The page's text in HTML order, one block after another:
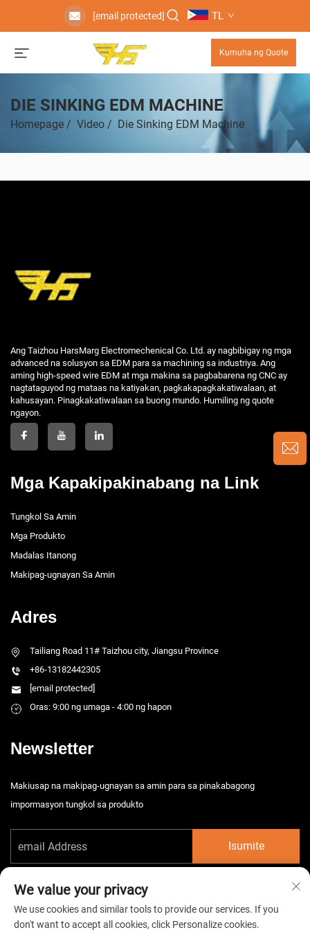
[email protected] TL
Kumuha ng Quote
DIE SINKING EDM MACHINE
Homepage / Video / Die Sinking EDM Machine
Ang Taizhou HarsMarg Electromechenical Co. Ltd. ay nagbibigay ng mga
advanced na solusyon sa EDM para sa machining sa industriya. Ang
aming high-speed wire EDM at mga makina sa pagbabarena ng CNC ay
nagtataguyod ng mataas na katiyakan, pagkakapagkakatiwalaan, at
kahusayan. Pinagkakatiwalaan sa buong mundo. Humiling ng quote
ngayon.
Mga Kapakipakinabang na Link
Tungkol Sa Amin
Mga Produkto
Madalas Itanong
Makipag-ugnayan Sa Amin
Adres
Tailiang Road 11# Taizhou city, Jiangsu Province
+86-13182442305
[email protected]
Oras: 9:00 ng umaga - 4:00 ng hapon
Newsletter
Makiusap na makipag-ugnayan sa amin para sa pinakabagong
impormasyon tungkol sa produkto
Isumite
We value your privacy
We use cookies and similar tools to provide our services. If you
don't want to accept all cookies, click Personalize cookies.